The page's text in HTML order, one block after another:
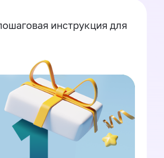
инструкция для